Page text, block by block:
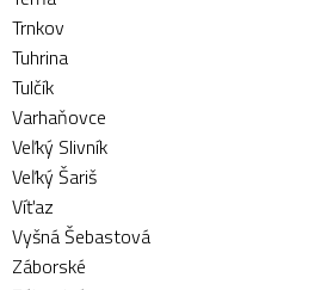
Trnkov
Tuhrina
Tulčík
Varhaňovce
Veľký Slivník
Veľký Šariš
Víťaz
Vyšná Šebastová
Záborské